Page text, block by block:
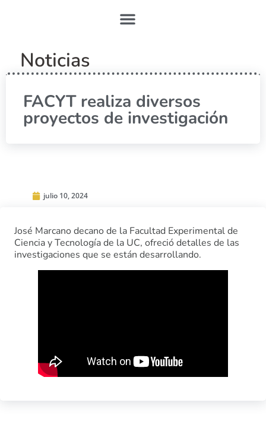
Noticias
FACYT realiza diversos
proyectos de investigación
julio 10, 2024
José Marcano decano de la Facultad Experimental de
Ciencia y Tecnología de la UC, ofreció detalles de las
investigaciones que se están desarrollando.